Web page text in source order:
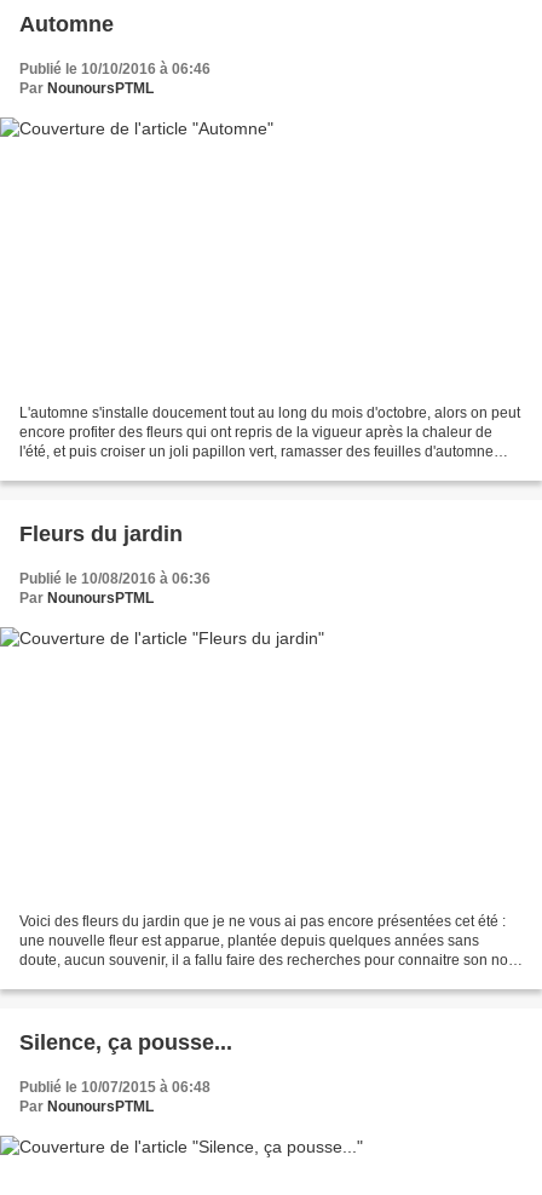
Automne
Publié le 10/10/2016 à 06:46
Par NounoursPTML
L'automne s'installe doucement tout au long du mois d'octobre, alors on peut
encore profiter des fleurs qui ont repris de la vigueur après la chaleur de
l'été, et puis croiser un joli papillon vert, ramasser des feuilles d'automne
Fleurs du jardin
Publié le 10/08/2016 à 06:36
Par NounoursPTML
Voici des fleurs du jardin que je ne vous ai pas encore présentées cet été :
une nouvelle fleur est apparue, plantée depuis quelques années sans
doute, aucun souvenir, il a fallu faire des recherches pour connaitre son nom
Silence, ça pousse...
Publié le 10/07/2015 à 06:48
Par NounoursPTML